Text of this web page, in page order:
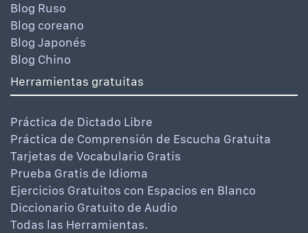
Blog Ruso
Blog coreano
Blog Japonés
Blog Chino
Herramientas gratuitas
Práctica de Dictado Libre
Práctica de Comprensión de Escucha Gratuita
Tarjetas de Vocabulario Gratis
Prueba Gratis de Idioma
Ejercicios Gratuitos con Espacios en Blanco
Diccionario Gratuito de Audio
Todas las Herramientas.